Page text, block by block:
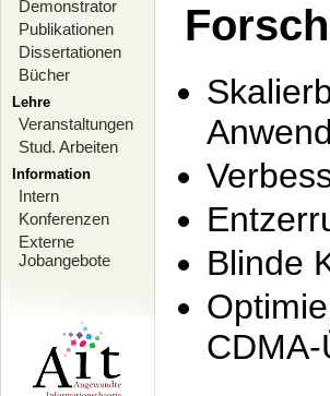
Demonstrator
Publikationen
Dissertationen
Bücher
Lehre
Veranstaltungen
Stud. Arbeiten
Information
Intern
Konferenzen
Externe
Jobangebote
Blinde